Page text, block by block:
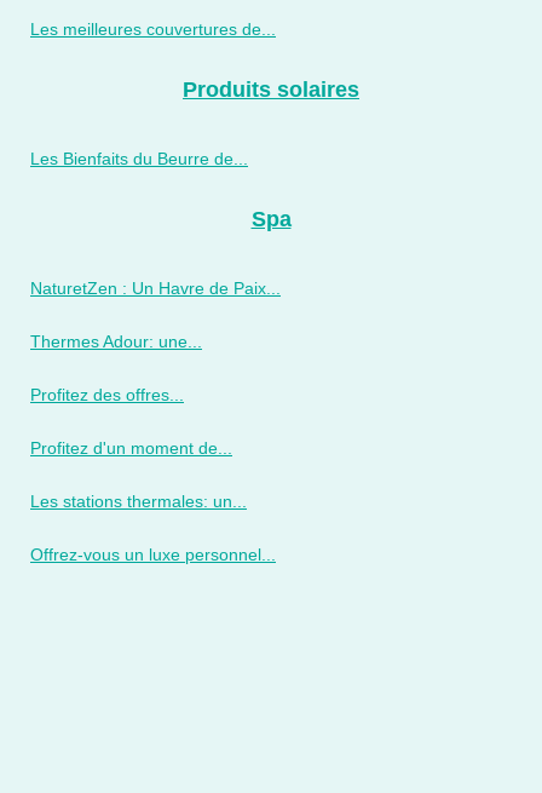
Les meilleures couvertures de...
Produits solaires
Les Bienfaits du Beurre de...
Spa
NaturetZen : Un Havre de Paix...
Thermes Adour: une...
Profitez des offres...
Profitez d'un moment de...
Les stations thermales: un...
Offrez-vous un luxe personnel...